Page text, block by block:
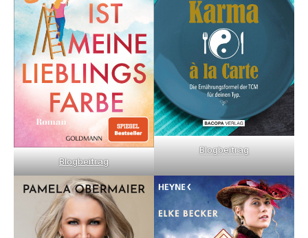
Blogbeitrag
Blogbeitrag